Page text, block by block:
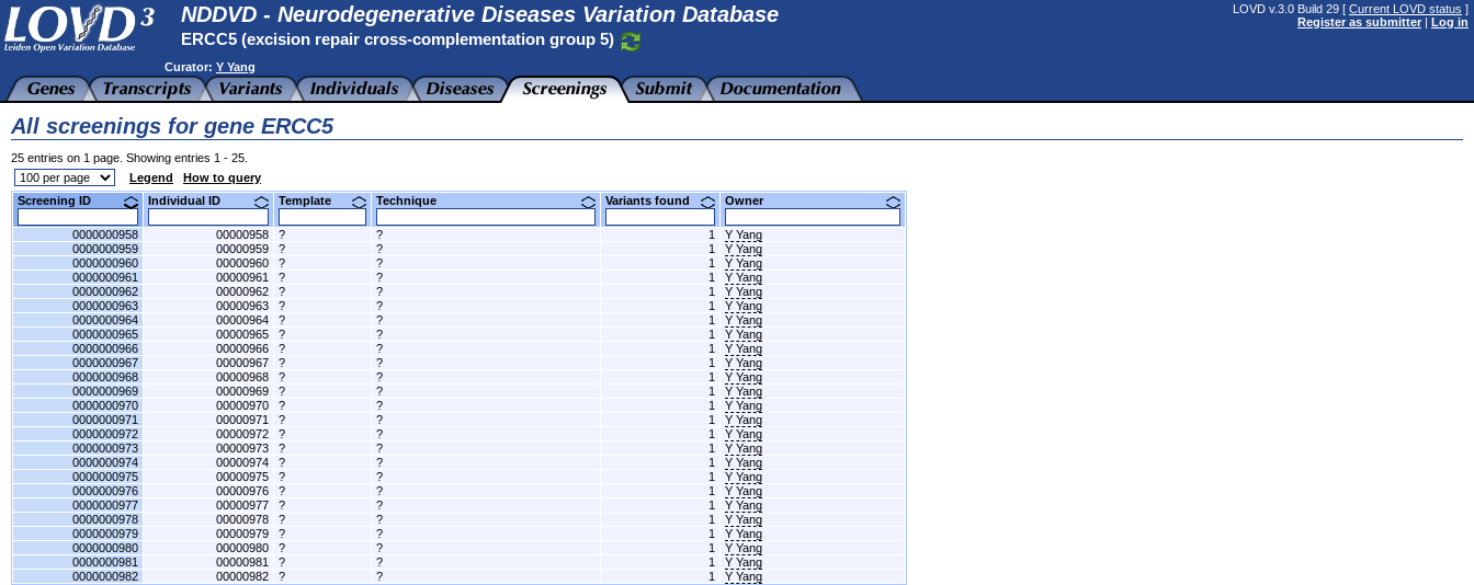
NDDVD - Neurodegenerative Diseases Variation Database
ERCC5 (excision repair cross-complementation group 5)
LOVD v.3.0 Build 29 [ Current LOVD status ]
Register as submitter | Log in
Curator: Y Yang
All screenings for gene ERCC5
25 entries on 1 page. Showing entries 1 - 25.
Legend
How to query
Screening ID
Individual ID Template Technique Variants found Owner
0000000958 00000958 ? ? 1
Y Yang
0000000959
00000959 ? ? 1
Y Yang
0000000960
00000960 ? ? 1
Y Yang
0000000961
00000961 ? ? 1
Y Yang
0000000962
00000962 ? ? 1
Y Yang
0000000963
00000963 ? ? 1
Y Yang
0000000964
00000964 ? ? 1
Y Yang
0000000965
00000965 ? ? 1
Y Yang
0000000966
00000966 ? ? 1
Y Yang
0000000967
00000967 ? ? 1
Y Yang
0000000968
00000968 ? ? 1
Y Yang
0000000969
00000969 ? ? 1
Y Yang
0000000970
00000970 ? ? 1
Y Yang
0000000971
00000971 ? ? 1
Y Yang
0000000972
00000972 ? ? 1
Y Yang
0000000973
00000973 ? ? 1
Y Yang
0000000974
00000974 ? ? 1
Y Yang
0000000975
00000975 ? ? 1
Y Yang
0000000976
00000976 ? ? 1
Y Yang
0000000977
00000977 ? ? 1
Y Yang
0000000978
00000978 ? ? 1
Y Yang
0000000979
00000979 ? ? 1
Y Yang
0000000980
00000980 ? ? 1
Y Yang
0000000981
00000981 ? ? 1
Y Yang
0000000982
00000982 ? ? 1
Y Yang